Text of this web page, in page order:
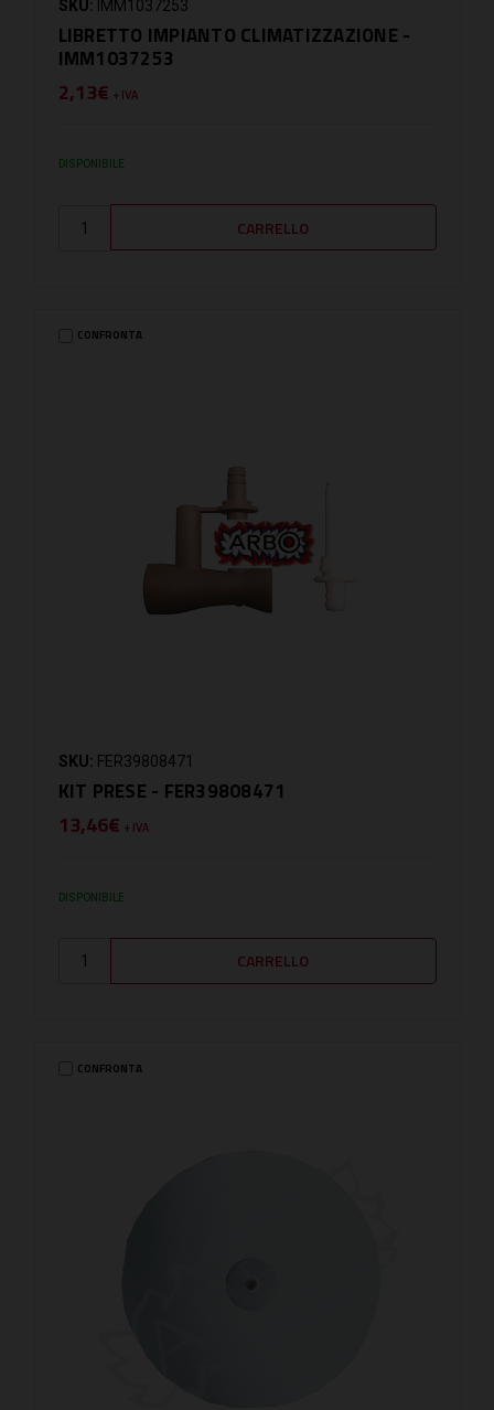
SKU: IMM1037253
LIBRETTO IMPIANTO CLIMATIZZAZIONE -
IMM1037253
2,13€ + IVA
DISPONIBILE
CONFRONTA
SKU: FER39808471
KIT PRESE - FER39808471
13,46€ + IVA
DISPONIBILE
CONFRONTA